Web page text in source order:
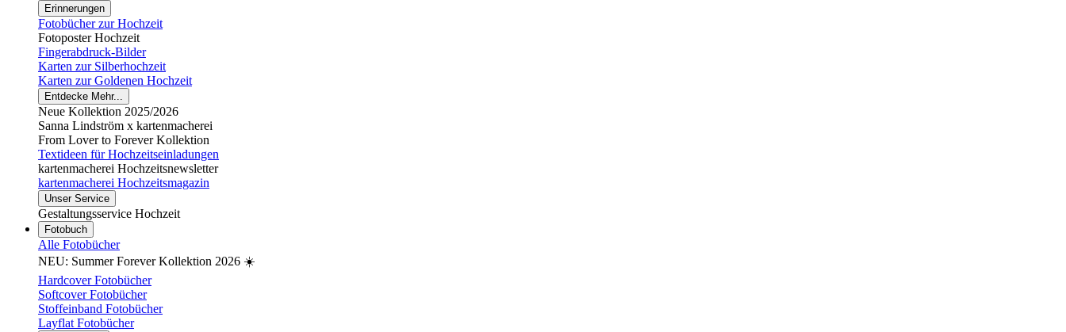
Erinnerungen
Fotobücher zur Hochzeit
Fotoposter Hochzeit
Fingerabdruck-Bilder
Karten zur Silberhochzeit
Karten zur Goldenen Hochzeit
Entdecke Mehr...
Neue Kollektion 2025/2026
Sanna Lindström x kartenmacherei
From Lover to Forever Kollektion
Textideen für Hochzeitseinladungen
kartenmacherei Hochzeitsnewsletter
kartenmacherei Hochzeitsmagazin
Unser Service
Gestaltungsservice Hochzeit
Fotobuch
Alle Fotobücher
NEU: Summer Forever Kollektion 2026 ☀️
Hardcover Fotobücher
Softcover Fotobücher
Stoffeinband Fotobücher
Layflat Fotobücher